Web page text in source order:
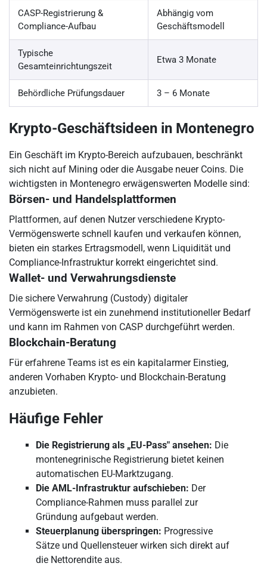
CASP-Registrierung &
Compliance-Aufbau
Abhängig vom
Geschäftsmodell
Typische
Gesamteinrichtungszeit
Etwa 3 Monate
Behördliche Prüfungsdauer 3 – 6 Monate
Krypto-Geschäftsideen in Montenegro
Ein Geschäft im Krypto-Bereich aufzubauen, beschränkt
sich nicht auf Mining oder die Ausgabe neuer Coins. Die
wichtigsten in Montenegro erwägenswerten Modelle sind:
Börsen- und Handelsplattformen
Plattformen, auf denen Nutzer verschiedene Krypto-
Vermögenswerte schnell kaufen und verkaufen können,
bieten ein starkes Ertragsmodell, wenn Liquidität und
Compliance-Infrastruktur korrekt eingerichtet sind.
Wallet- und Verwahrungsdienste
Die sichere Verwahrung (Custody) digitaler
Vermögenswerte ist ein zunehmend institutioneller Bedarf
und kann im Rahmen von CASP durchgeführt werden.
Blockchain-Beratung
Für erfahrene Teams ist es ein kapitalarmer Einstieg,
anderen Vorhaben Krypto- und Blockchain-Beratung
anzubieten.
Häufige Fehler
Die Registrierung als „EU-Pass" ansehen: Die
montenegrinische Registrierung bietet keinen
automatischen EU-Marktzugang.
Die AML-Infrastruktur aufschieben: Der
Compliance-Rahmen muss parallel zur
Gründung aufgebaut werden.
Steuerplanung überspringen: Progressive
Sätze und Quellensteuer wirken sich direkt auf
die Nettorendite aus.